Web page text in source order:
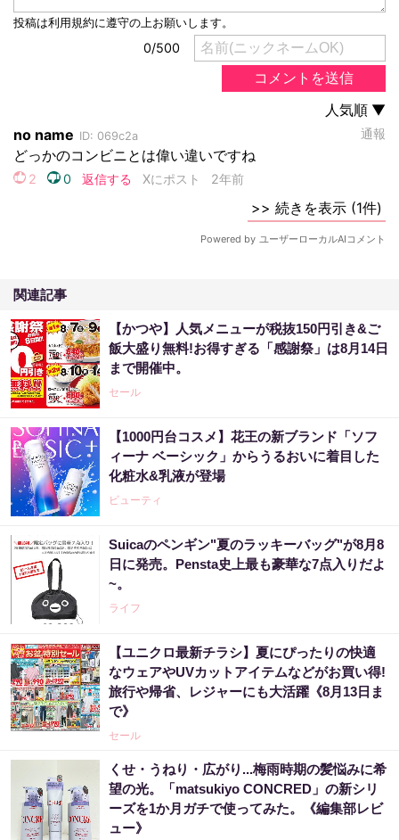
関連記事
【かつや】人気メニューが税抜150円引き&ご
飯大盛り無料!お得すぎる「感謝祭」は8月14日
まで開催中。
セール
【1000円台コスメ】花王の新ブランド「ソフ
ィーナ ベーシック」からうるおいに着目した
化粧水&乳液が登場
ビューティ
Suicaのペンギン"夏のラッキーバッグ"が8月8
日に発売。Pensta史上最も豪華な7点入りだよ
~。
ライフ
【ユニクロ最新チラシ】夏にぴったりの快適
なウェアやUVカットアイテムなどがお買い得!
旅行や帰省、レジャーにも大活躍《8月13日ま
で》
セール
くせ・うねり・広がり...梅雨時期の髪悩みに希
望の光。「matsukiyo CONCRED」の新シリ
ーズを1か月ガチで使ってみた。《編集部レビ
ュー》